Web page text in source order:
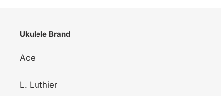
Ukulele Brand
Ace
L. Luthier